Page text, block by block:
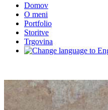
Domov
O meni
Portfolio
Storitve
Trgovina